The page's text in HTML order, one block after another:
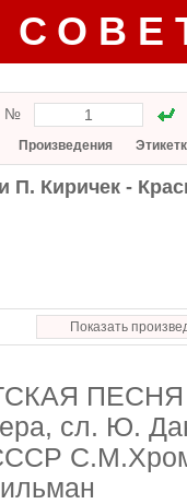
№
Произведения
П. Киричек -
Показать
ПЕСНЯ
сл. Ю.